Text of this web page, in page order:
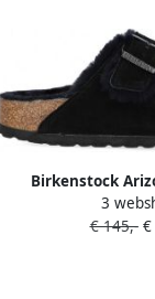
Birkenstock
Veloursleder Suede
3
€ 145,-€